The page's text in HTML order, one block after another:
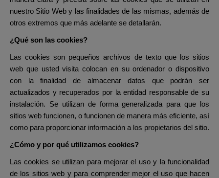
nuestro Sitio Web y las finalidades de las mismas, además de
otros extremos que más adelante se detallarán.
¿Qué son las cookies?
Las cookies son pequeños archivos de texto que los sitios
web que usted visita colocan en su ordenador o dispositivo
con la finalidad de almacenar datos que podrán ser
actualizados y recuperados por la entidad responsable de su
instalación. Se utilizan de forma generalizada para que los
sitios web funcionen, o funcionen de manera más eficiente, así
como para proporcionar información a los propietarios del sitio.
¿Cómo y por qué utilizamos cookies?
Las cookies se utilizan para mejorar el uso y la funcionalidad
de los sitios web y para comprender mejor el uso que hacen